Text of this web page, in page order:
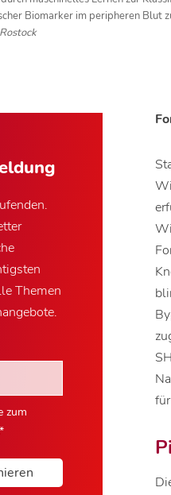
Biomarker im peripheren Blut
Themen
zum